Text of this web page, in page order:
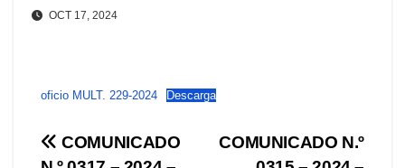
OCT 17, 2024
oficio MULT. 229-2024 Descarga
Navegación
COMUNICADO N.º
COMUNICADO